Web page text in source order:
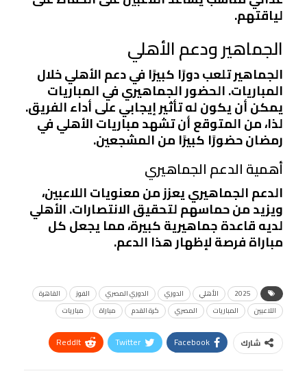
لياقتهم.
الجماهير ودعم الأهلي
الجماهير تلعب دورًا كبيرًا في دعم الأهلي خلال
المباريات. الحضور الجماهيري في المباريات
يمكن أن يكون له تأثير إيجابي على أداء الفريق.
لذا، من المتوقع أن تشهد مباريات الأهلي في
رمضان حضورًا كبيرًا من المشجعين.
أهمية الدعم الجماهيري
الدعم الجماهيري يعزز من معنويات اللاعبين،
ويزيد من حماسهم لتحقيق الانتصارات. الأهلي
لديه قاعدة جماهيرية كبيرة، مما يجعل كل
مباراة فرصة لإظهار هذا الدعم.
2025 الأهلي الدوري الدوري المصري الفوز
القاهرة
اللاعبين
المباريات المصري كرة القدم مباراة مباريات
شارك Facebook
Twitter
ReddIt